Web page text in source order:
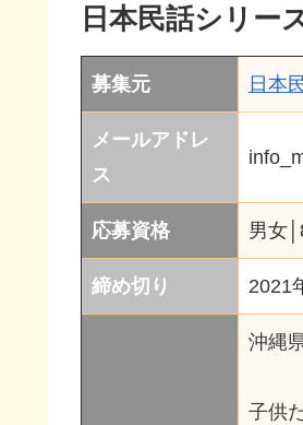
日本民話シリー
募集元 日本
メールアドレ
ス
応募資格 男女
締め切り 2021
沖縄
子供